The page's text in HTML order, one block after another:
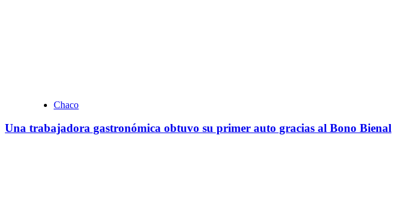
Chaco
Una trabajadora gastronómica obtuvo su primer auto gracias al Bono Bienal